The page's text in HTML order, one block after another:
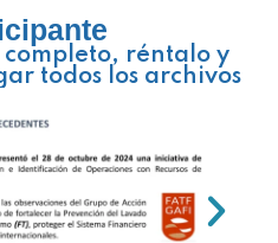
réntalo y
todos los archivos